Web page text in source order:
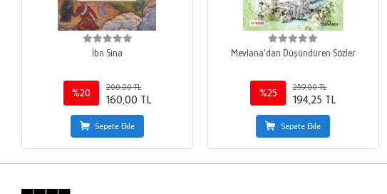
İbn Sina
%20
200,00 TL
160,00 TL
Sepete Ekle
Mevlana'dan Düşündüren Sözler
%25
259,00 TL
194,25 TL
Sepete Ekle